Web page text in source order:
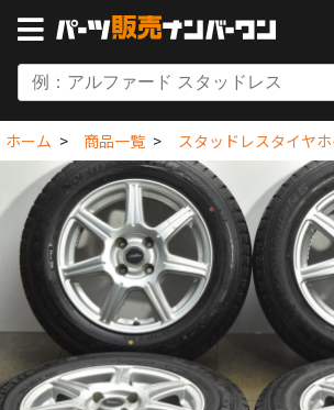
ホーム 商品一覧 スタッドレスタイヤ